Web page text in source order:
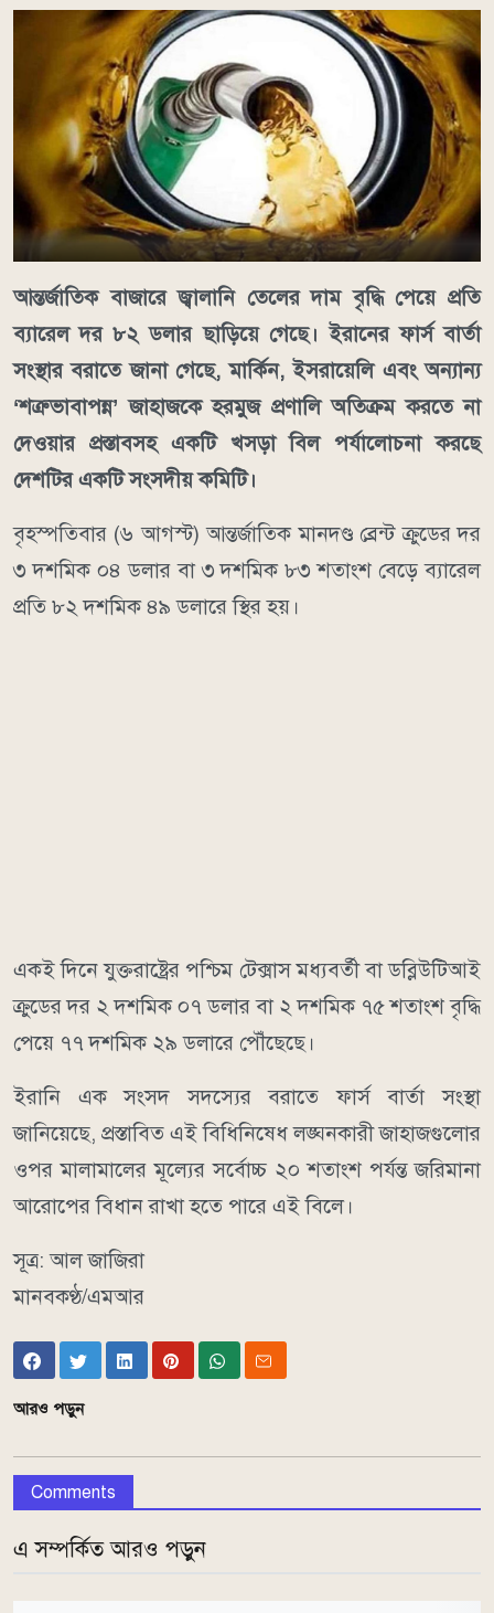
আন্তর্জাতিক বাজারে জ্বালানি তেলের দাম বৃদ্ধি পেয়ে প্রতি
ব্যারেল দর ৮২ ডলার ছাড়িয়ে গেছে। ইরানের ফার্স বার্তা
সংস্থার বরাতে জানা গেছে, মার্কিন, ইসরায়েলি এবং অন্যান্য
‘শত্রুভাবাপন্ন’ জাহাজকে হরমুজ প্রণালি অতিক্রম করতে না
দেওয়ার প্রস্তাবসহ একটি খসড়া বিল পর্যালোচনা করছে
দেশটির একটি সংসদীয় কমিটি।
বৃহস্পতিবার (৬ আগস্ট) আন্তর্জাতিক মানদণ্ড ব্রেন্ট ক্রুডের দর
৩ দশমিক ০৪ ডলার বা ৩ দশমিক ৮৩ শতাংশ বেড়ে ব্যারেল
প্রতি ৮২ দশমিক ৪৯ ডলারে স্থির হয়।
একই দিনে যুক্তরাষ্ট্রের পশ্চিম টেক্সাস মধ্যবর্তী বা ডব্লিউটিআই
ক্রুডের দর ২ দশমিক ০৭ ডলার বা ২ দশমিক ৭৫ শতাংশ বৃদ্ধি
পেয়ে ৭৭ দশমিক ২৯ ডলারে পৌঁছেছে।
ইরানি এক সংসদ সদস্যের বরাতে ফার্স বার্তা সংস্থা
জানিয়েছে, প্রস্তাবিত এই বিধিনিষেধ লঙ্ঘনকারী জাহাজগুলোর
ওপর মালামালের মূল্যের সর্বোচ্চ ২০ শতাংশ পর্যন্ত জরিমানা
আরোপের বিধান রাখা হতে পারে এই বিলে।
সূত্র: আল জাজিরা
মানবকণ্ঠ/এমআর
আরও পড়ুন
Comments
এ সম্পর্কিত আরও পড়ুন